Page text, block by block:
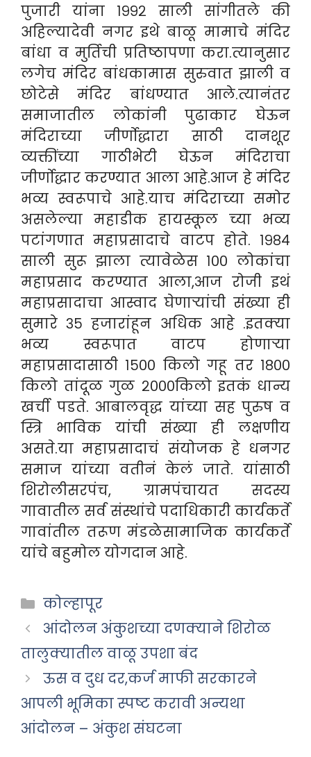
पुजारी यांना १९९२ साली सांगीतले की
अहिल्यादेवी नगर इथे बाळू मामाचे मंदिर
बांधा व मुर्तिची प्रतिष्ठापणा करा.त्यानुसार
लगेच मंदिर बांधकामास सुरुवात झाली व
छोटेसे मंदिर बांधण्यात आले.त्यानंतर
समाजातील लोकांनी पुढाकार घेऊन
मंदिराच्या जीर्णोद्धारा साठी दानशूर
व्यक्तींच्या गाठीभेटी घेऊन मंदिराचा
जीर्णोद्धार करण्यात आला आहे.आज हे मंदिर
भव्य स्वरूपाचे आहे.याच मंदिराच्या समोर
असलेल्या महाडीक हायस्कूल च्या भव्य
पटांगणात महाप्रसादाचे वाटप होते. १९८४
साली सुरू झाला त्यावेळेस १०० लोकांचा
महाप्रसाद करण्यात आला,आज रोजी इथं
महाप्रसादाचा आस्वाद घेणाऱ्यांची संख्या ही
सुमारे ३५ हजारांहून अधिक आहे .इतक्या
भव्य स्वरूपात वाटप होणाऱ्या
महाप्रसादासाठी १५०० किलो गहू तर १८००
किलो तांदूळ गुळ २०००किलो इतकं धान्य
खर्ची पडते. आबालवृद्ध यांच्या सह पुरुष व
स्त्रि भाविक यांची संख्या ही लक्षणीय
असते.या महाप्रसादाचं संयोजक हे धनगर
समाज यांच्या वतीनं केलं जाते. यांसाठी
शिरोलीसरपंच, ग्रामपंचायत सदस्य
गावातील सर्व संस्थांचे पदाधिकारी कार्यकर्ते
गावांतील तरूण मंडळेसामाजिक कार्यकर्ते
यांचे बहुमोल योगदान आहे.
Categories
कोल्हापूर
आंदोलन अंकुशच्या दणक्याने शिरोळ
तालुक्यातील वाळू उपशा बंद
ऊस व दुध दर,कर्ज माफी सरकारने
आपली भूमिका स्पष्ट करावी अन्यथा
आंदोलन – अंकुश संघटना